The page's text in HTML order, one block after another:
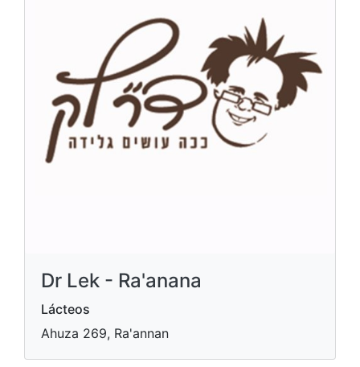
Dr Lek - Ra'anana
Lácteos
Ahuza 269, Ra'annan